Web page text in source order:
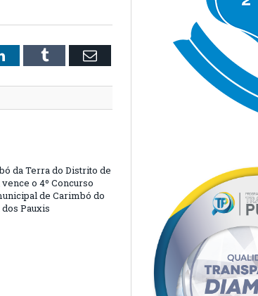
LinkedInTumblr Email
da Terra do Distrito de
vence o 4º Concurso
de Carimbó do
Pauxis